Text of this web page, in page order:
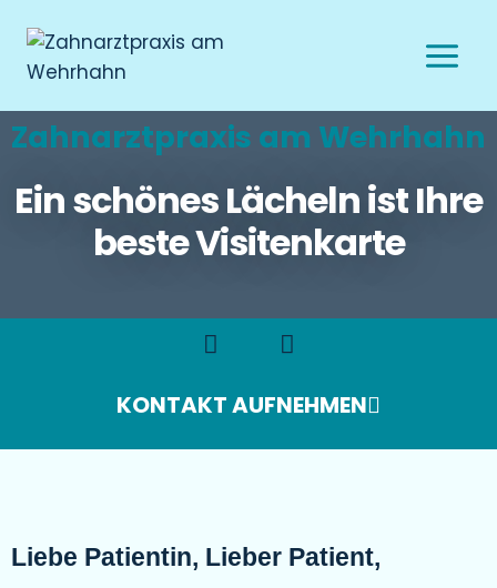
Zahnarztpraxis am Wehrhahn
Ein schönes Lächeln ist Ihre
beste Visitenkarte
KONTAKT AUFNEHMEN
Liebe Patientin, Lieber Patient,